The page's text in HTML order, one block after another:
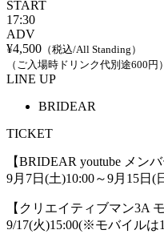
START
17:30
ADV
¥4,500 （税込/All Standing）
（ご入場時ドリンク代別途600円）
LINE UP
BRIDEAR
TICKET
【BRIDEAR youtube メン
9月7日(土)10:00～9月15日(
【クリエイティブマン3A
9/17(火)15:00(※モバイルは